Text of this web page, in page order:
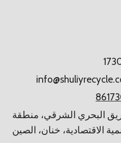
البحري الشرقي، منطقة
الاقتصادية، خنان، الصين